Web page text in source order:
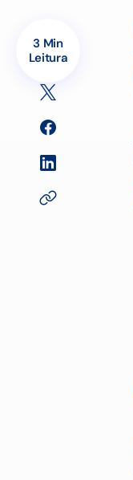
3 Min
Leitura